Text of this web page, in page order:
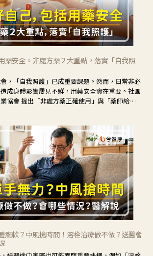
藥安全。非處方藥２大重點，落實「自我照
，「自我照護」已成重要課題。然而，日常非必
成身體影響屢見不鮮，用藥安全實在重要。社團
協會 提出「非處方藥正確使用」與「藥師給
癱軟？中風搶時間！溶栓治療做不做？送醫會